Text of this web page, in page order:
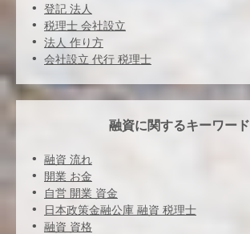
登記 法人
税理士 会社設立
法人 作り方
会社設立 代行 税理士
融資に関するキーワード
融資 流れ
開業 お金
自営 開業 資金
日本政策金融公庫 融資 税理士
融資 資格